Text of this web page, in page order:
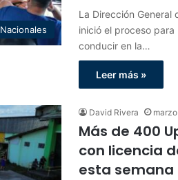
Nacionales
La Dirección General
inició el proceso
conducir en la…
Leer más »
David Rivera
Más de 400
con licencia
esta semana